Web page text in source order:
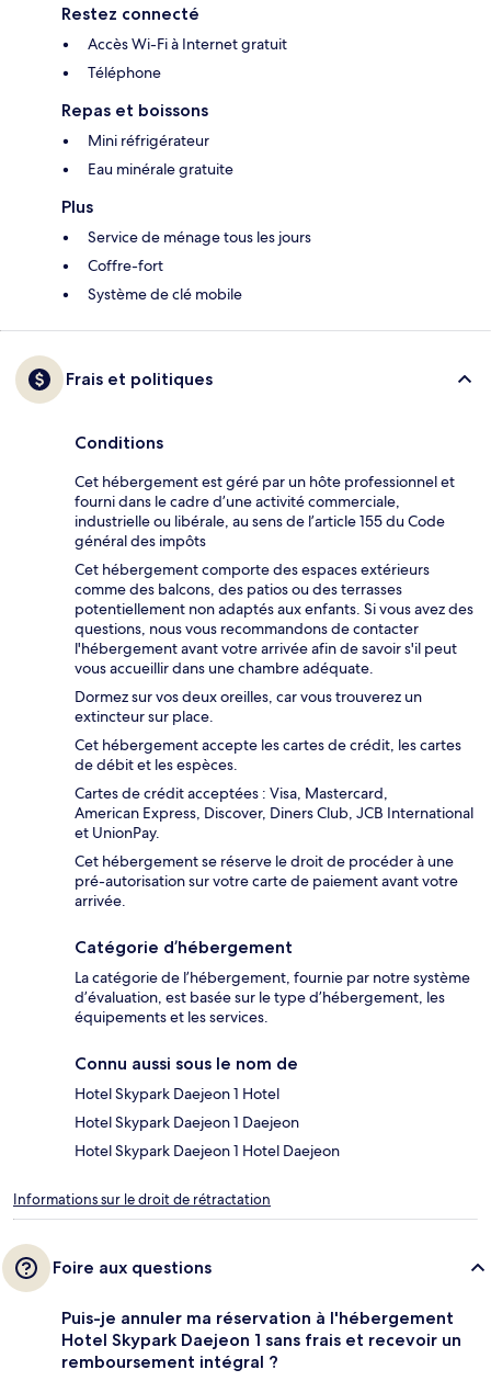
Restez connecté
Accès Wi-Fi à Internet gratuit
Téléphone
Repas et boissons
Mini réfrigérateur
Eau minérale gratuite
Plus
Service de ménage tous les jours
Coffre-fort
Système de clé mobile
Frais et politiques
Conditions
Cet hébergement est géré par un hôte professionnel et
fourni dans le cadre d’une activité commerciale,
industrielle ou libérale, au sens de l’article 155 du Code
général des impôts
Cet hébergement comporte des espaces extérieurs
comme des balcons, des patios ou des terrasses
potentiellement non adaptés aux enfants. Si vous avez des
questions, nous vous recommandons de contacter
l'hébergement avant votre arrivée afin de savoir s'il peut
vous accueillir dans une chambre adéquate.
Dormez sur vos deux oreilles, car vous trouverez un
extincteur sur place.
Cet hébergement accepte les cartes de crédit, les cartes
de débit et les espèces.
Cartes de crédit acceptées : Visa, Mastercard,
American Express, Discover, Diners Club, JCB International
et UnionPay.
Cet hébergement se réserve le droit de procéder à une
pré-autorisation sur votre carte de paiement avant votre
arrivée.
Catégorie d’hébergement
La catégorie de l’hébergement, fournie par notre système
d’évaluation, est basée sur le type d’hébergement, les
équipements et les services.
Connu aussi sous le nom de
Hotel Skypark Daejeon 1 Hotel
Hotel Skypark Daejeon 1 Daejeon
Hotel Skypark Daejeon 1 Hotel Daejeon
Informations sur le droit de rétractation
Foire aux questions
Puis-je annuler ma réservation à l'hébergement
Hotel Skypark Daejeon 1 sans frais et recevoir un
remboursement intégral ?